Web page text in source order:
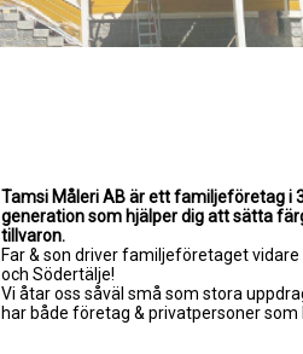
Tamsi Måleri AB är ett familjeföretag i
generation som hjälper dig att sätta
tillvaron.
Far & son driver familjeföretaget vidare
och Södertälje!
Vi åtar oss såväl små som stora
har både företag & privatpersoner som